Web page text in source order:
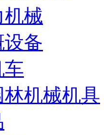
械
备
车
机械机具